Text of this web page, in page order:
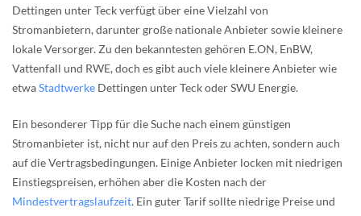
Dettingen unter Teck verfügt über eine Vielzahl von
Stromanbietern, darunter große nationale Anbieter sowie kleinere
lokale Versorger. Zu den bekanntesten gehören E.ON, EnBW,
Vattenfall und RWE, doch es gibt auch viele kleinere Anbieter wie
etwaStadtwerke Dettingen unter Teck oder SWU Energie.
Ein besonderer Tipp für die Suche nach einem günstigen
Stromanbieter ist, nicht nur auf den Preis zu achten, sondern auch
auf die Vertragsbedingungen. Einige Anbieter locken mit niedrigen
Einstiegspreisen, erhöhen aber die Kosten nach der
Mindestvertragslaufzeit. Ein guter Tarif sollte niedrige Preise und